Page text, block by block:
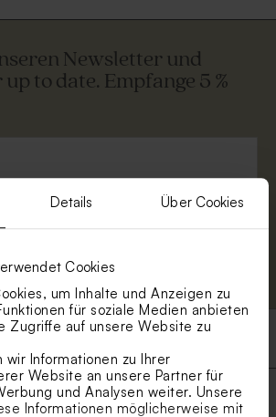
Details Über Cookies
Cookies
um Inhalte und Anzeigen zu
für soziale Medien anbieten
Zugriffe auf unsere Website zu
Informationen zu Ihrer
Website an unsere Partner für
und Analysen weiter. Unsere
Informationen möglicherweise mit
Newsletter und
to date. Empfange 5 %
Lieferung